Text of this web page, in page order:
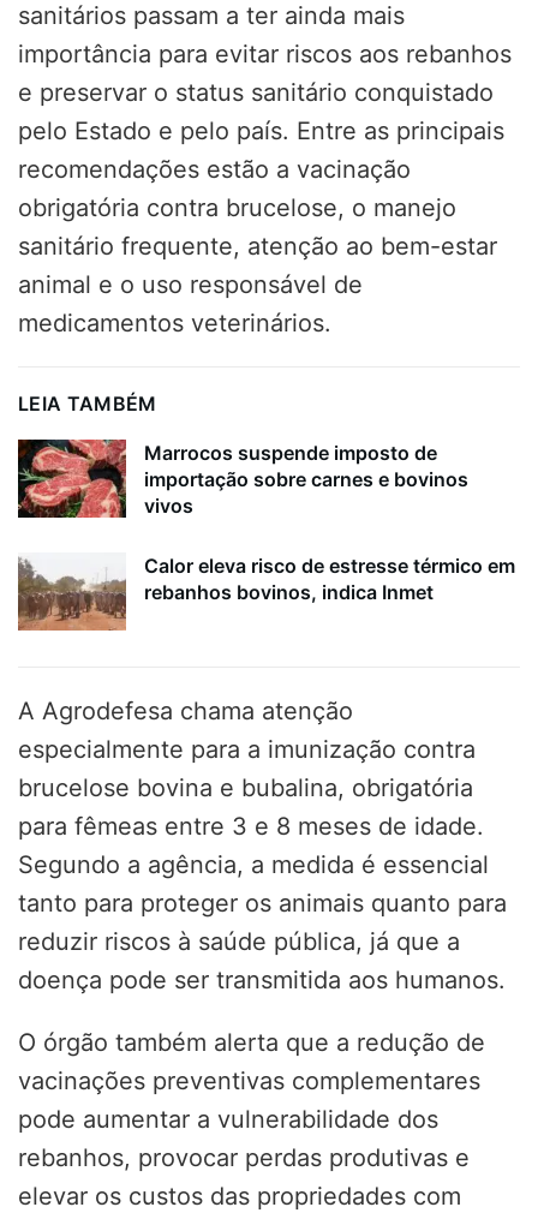
sanitários passam a ter ainda mais
importância para evitar riscos aos rebanhos
e preservar o status sanitário conquistado
pelo Estado e pelo país. Entre as principais
recomendações estão a vacinação
obrigatória contra brucelose, o manejo
sanitário frequente, atenção ao bem-estar
animal e o uso responsável de
medicamentos veterinários.
LEIA TAMBÉM
Marrocos suspende imposto de
importação sobre carnes e bovinos
vivos
Calor eleva risco de estresse térmico em
rebanhos bovinos, indica Inmet
A Agrodefesa chama atenção
especialmente para a imunização contra
brucelose bovina e bubalina, obrigatória
para fêmeas entre 3 e 8 meses de idade.
Segundo a agência, a medida é essencial
tanto para proteger os animais quanto para
reduzir riscos à saúde pública, já que a
doença pode ser transmitida aos humanos.
O órgão também alerta que a redução de
vacinações preventivas complementares
pode aumentar a vulnerabilidade dos
rebanhos, provocar perdas produtivas e
elevar os custos das propriedades com